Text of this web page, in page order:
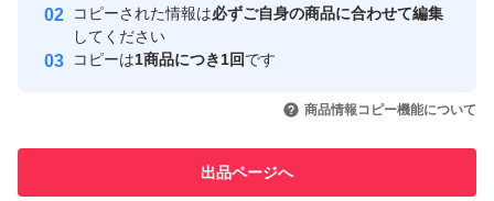
取引実績
引を完了させた実績があります
での取引実績があります
コピーされた情報は必ずご自身の商品に合わせて編集
してください
コピーは1商品につき1回です
商品情報コピー機能について
出品ページへ